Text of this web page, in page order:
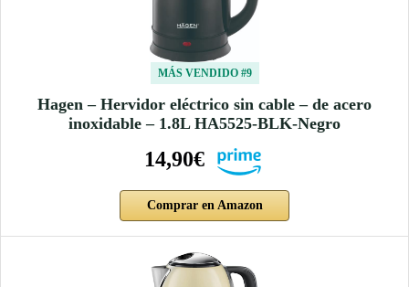
MÁS VENDIDO #9
Hagen – Hervidor eléctrico sin cable – de acero
inoxidable – 1.8L HA5525-BLK-Negro
14,90€
Comprar en Amazon